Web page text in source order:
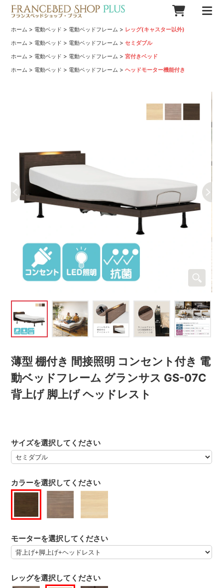
ホーム > 電動ベッド > 電動ベッドフレーム > レッグ(キャスター以外)
ホーム > 電動ベッド > 電動ベッドフレーム >セミダブル
ホーム > 電動ベッド > 電動ベッドフレーム >宮付きベッド
ホーム > 電動ベッド > 電動ベッドフレーム >ヘッドモーター機能付き
薄型 棚付き 間接照明 コンセント付き 電
動ベッドフレーム グランサス GS-07C
背上げ 脚上げ ヘッドレスト
カラーを選択してください
サイズを選択してください
モーターを選択してください
レッグを選択してください